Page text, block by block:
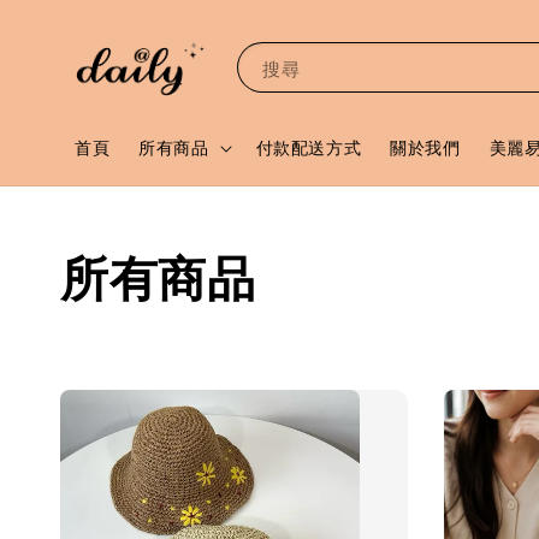
搜尋
首頁 所有商品 付款配送方式 關於我們 美麗
所有商品